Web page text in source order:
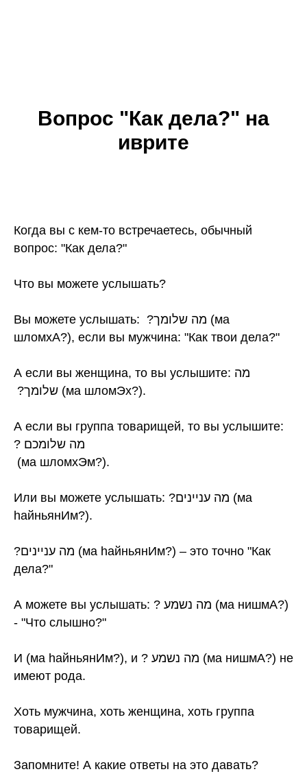
Вопрос "Как дела?" на
иврите
Когда вы с кем-то встречаетесь, обычный
вопрос: "Как дела?"
Что вы можете услышать?
Вы можете услышать: ‏מה שלומך? ‏ (ма
шломхА?), если вы мужчина: "Как твои дела?"
А если вы женщина, то вы услышите: ‏מה
שלומך? ‏ (ма шломЭх?).
А если вы группа товарищей, то вы услышите:
? מה שלומכם
‏ (ма шломхЭм?).
Или вы можете услышать: ?מה עניינים (ма
hайньянИм?).
?מה עניינים (ма hайньянИм?) – это точно "Как
дела?"
А можете вы услышать: ? ‏מה נשמע (ма нишмА?)
- "Что слышно?"
И (ма hайньянИм?), и ? ‏מה נשמע (ма нишмА?) не
имеют рода.
Хоть мужчина, хоть женщина, хоть группа
товарищей.
Запомните! А какие ответы на это давать?